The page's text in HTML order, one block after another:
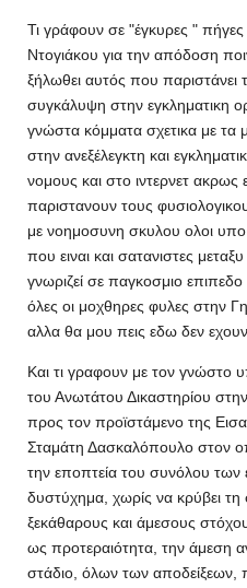
Τι γράφουν σε "έγκυρες "
Ντογιάκου για την απόδοση
ξήλωθει αυτός που παριστάνει
συγκάλυψη στην εγκληματικη
γνώστα κόμματα σχετικα με τα
στην ανεξέλεγκτη και
νομους και στο ιντερνετ
παριστανουν τους
με νοημοσυνη σκυλου ολοι
που ειναι και σατανιστες
γνωριζεί σε παγκοσμιο
όλες οι μοχθηρες φυλες στην
αλλα θα μου πεις εδω δεν εχουν
Και τι γραφουν με τον γνώστο
του Ανωτάτου Δικαστηρίου
προς τον προϊστάμενο της
Σταμάτη Δασκαλόπουλο στον
την εποπτεία του συνόλου των
δυστύχημα, χωρίς να κρύβει τη
ξεκάθαρους και άμεσους
ως προτεραιότητα, την άμεση
στάδιο, όλων των αποδείξεων,